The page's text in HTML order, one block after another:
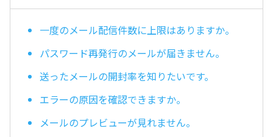
一度のメール配信件数に上限はありますか。
パスワード再発行のメールが届きません。
送ったメールの開封率を知りたいです。
エラーの原因を確認できますか。
メールのプレビューが見れません。